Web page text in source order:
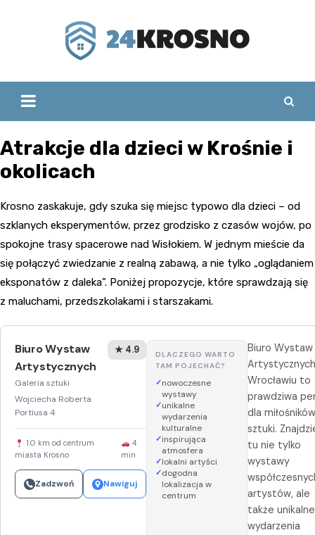
Atrakcje dla dzieci w Krośnie i
okolicach
Krosno zaskakuje, gdy szuka się miejsc typowo dla dzieci – od
szklanych eksperymentów, przez grodzisko z czasów wojów, po
spokojne trasy spacerowe nad Wisłokiem. W jednym mieście da
się połączyć zwiedzanie z realną zabawą, a nie tylko „oglądaniem
eksponatów z daleka”. Poniżej propozycje, które sprawdzają się
z maluchami, przedszkolakami i starszakami.
Biuro Wystaw
Artystycznych
Galeria sztuki
Wojciecha Roberta
Portiusa 4
★ 4.9
1.0 km od centrum
miasta Krosno
4
min
Zadzwoń Nawiguj
DLACZEGO WARTO
TAM POJECHAĆ?
nowoczesne
wystawy
unikalne
wydarzenia
kulturalne
inspirująca
atmosfera
lokalni artyści
dogodna
lokalizacja w
centrum
Biuro Wystaw
Wrocławiu to
prawdziwa
dla
sztuki.
tu nie tylko
wystawy
artystów, ale
także unikalne
wydarzenia